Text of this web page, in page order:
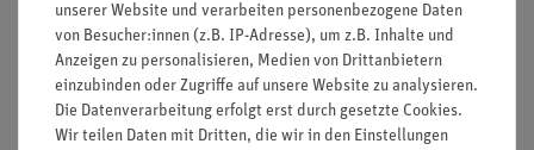
Nach oben
unserer Website und verarbeiten personenbezogene Daten
von Besucher:innen (z.B. IP-Adresse), um z.B. Inhalte und
Anzeigen zu personalisieren, Medien von Drittanbietern
einzubinden oder Zugriffe auf unsere Website zu analysieren.
Die Datenverarbeitung erfolgt erst durch gesetzte Cookies.
Wir teilen Daten mit Dritten, die wir in den Einstellungen